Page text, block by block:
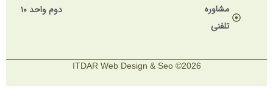
مشاوره
تلفنی
دوم واحد ۱۰
2026© ITDAR Web Design & Seo